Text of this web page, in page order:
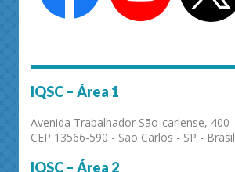
IQSC – Área 1
Avenida Trabalhador São-carlense, 400
CEP 13566-590 - São Carlos - SP - Brasil
IQSC – Área 2